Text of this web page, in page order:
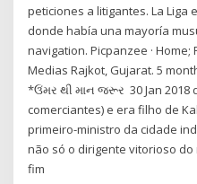
peticiones a litigantes. La Liga
donde había una mayoría
navigation. Picpanzee ·
Medias Rajkot, Gujarat. 5
*ઉંમર થી માન જરૂર 30 Jan 2018
comerciantes) e era filho de
primeiro-ministro da cidade
não só o dirigente vitorioso
fim